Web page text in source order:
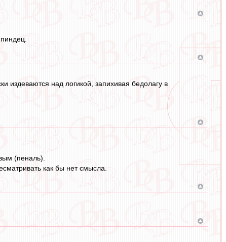
издеваются над логикой, запихивая бедолагу в
(пеналь).
как бы нет смысла.